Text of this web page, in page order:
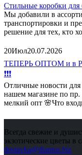
Стильные коробки
Мы добавили в
транспортировки и
решение для тех, кто
20Июл20.07.2026
ТЕПЕРЬ ОПТОМ и
❗❗❗
Отличные новости
нашем магазине по пр.
мелкий опт 🌸Что
Всегда свежие и
экзотические цветы в
dostavka@diantus.biz